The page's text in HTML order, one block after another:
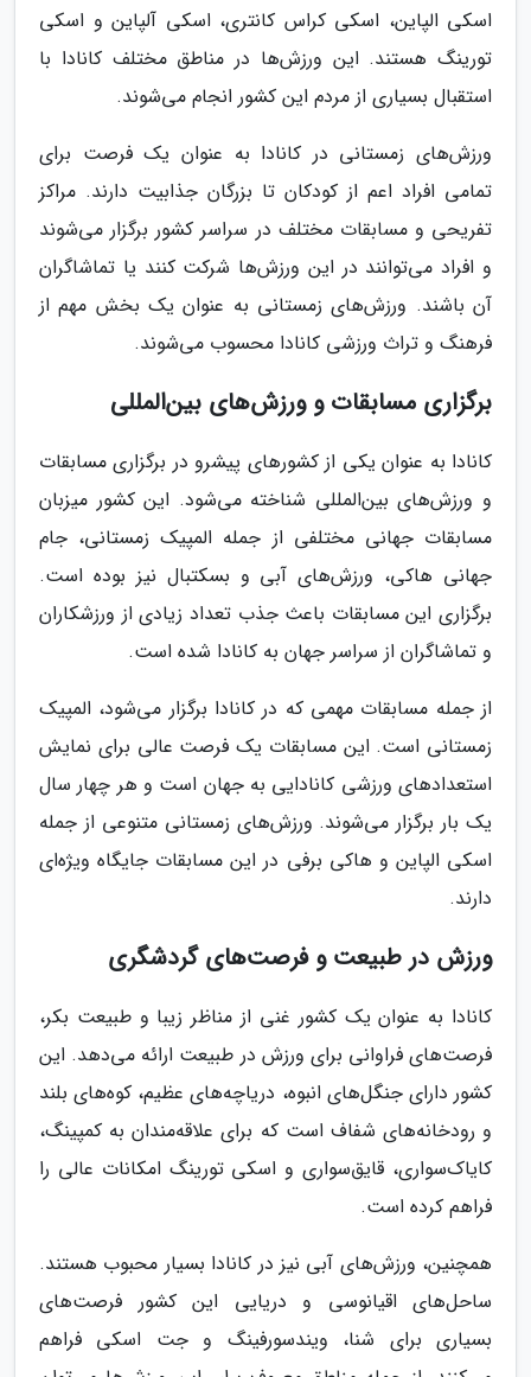
اسکی الپاین، اسکی کراس کانتری، اسکی آلپاین و اسکی
تورینگ هستند. این ورزش‌ها در مناطق مختلف کانادا با
استقبال بسیاری از مردم این کشور انجام می‌شوند.
ورزش‌های زمستانی در کانادا به عنوان یک فرصت برای
تمامی افراد اعم از کودکان تا بزرگان جذابیت دارند. مراکز
تفریحی و مسابقات مختلف در سراسر کشور برگزار می‌شوند
و افراد می‌توانند در این ورزش‌ها شرکت کنند یا تماشاگران
آن باشند. ورزش‌های زمستانی به عنوان یک بخش مهم از
فرهنگ و تراث ورزشی کانادا محسوب می‌شوند.
برگزاری مسابقات و ورزش‌های بین‌المللی
کانادا به عنوان یکی از کشورهای پیشرو در برگزاری مسابقات
و ورزش‌های بین‌المللی شناخته می‌شود. این کشور میزبان
مسابقات جهانی مختلفی از جمله المپیک زمستانی، جام
جهانی هاکی، ورزش‌های آبی و بسکتبال نیز بوده است.
برگزاری این مسابقات باعث جذب تعداد زیادی از ورزشکاران
و تماشاگران از سراسر جهان به کانادا شده است.
از جمله مسابقات مهمی که در کانادا برگزار می‌شود، المپیک
زمستانی است. این مسابقات یک فرصت عالی برای نمایش
استعدادهای ورزشی کانادایی به جهان است و هر چهار سال
یک بار برگزار می‌شوند. ورزش‌های زمستانی متنوعی از جمله
اسکی الپاین و هاکی برفی در این مسابقات جایگاه ویژه‌ای
دارند.
ورزش در طبیعت و فرصت‌های گردشگری
کانادا به عنوان یک کشور غنی از مناظر زیبا و طبیعت بکر،
فرصت‌های فراوانی برای ورزش در طبیعت ارائه می‌دهد. این
کشور دارای جنگل‌های انبوه، دریاچه‌های عظیم، کوه‌های بلند
و رودخانه‌های شفاف است که برای علاقه‌مندان به کمپینگ،
کایاک‌سواری، قایق‌سواری و اسکی تورینگ امکانات عالی را
فراهم کرده است.
همچنین، ورزش‌های آبی نیز در کانادا بسیار محبوب هستند.
ساحل‌های اقیانوسی و دریایی این کشور فرصت‌های
بسیاری برای شنا، ویندسورفینگ و جت اسکی فراهم